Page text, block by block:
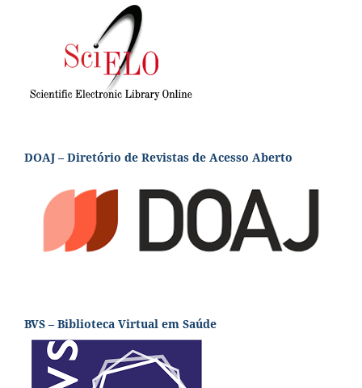
DOAJ – Diretório de Revistas de Acesso Aberto
BVS – Biblioteca Virtual em Saúde